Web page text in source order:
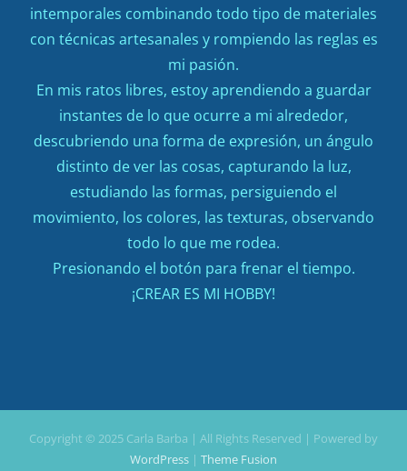
intemporales combinando todo tipo de materiales
con técnicas artesanales y rompiendo las reglas es
mi pasión.
En mis ratos libres, estoy aprendiendo a guardar
instantes de lo que ocurre a mi alrededor,
descubriendo una forma de expresión, un ángulo
distinto de ver las cosas, capturando la luz,
estudiando las formas, persiguiendo el
movimiento, los colores, las texturas, observando
todo lo que me rodea.
Presionando el botón para frenar el tiempo.
¡CREAR ES MI HOBBY!
Copyright © 2025 Carla Barba | All Rights Reserved | Powered by
WordPress | Theme Fusion